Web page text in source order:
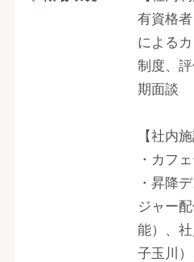
有資格者
による
制度、
期面談
【社内
・カフ
・昇降
ジャー
能）、
子玉川